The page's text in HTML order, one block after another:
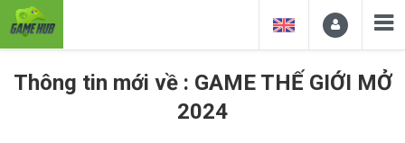
Thông tin mới về : GAME THẾ GIỚI MỞ
2024